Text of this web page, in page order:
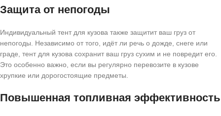
Защита от непогоды
Индивидуальный тент для кузова также защитит ваш груз от
непогоды. Независимо от того, идёт ли речь о дожде, снеге или
граде, тент для кузова сохранит ваш груз сухим и не повредит его.
Это особенно важно, если вы регулярно перевозите в кузове
хрупкие или дорогостоящие предметы.
Повышенная топливная эффективность